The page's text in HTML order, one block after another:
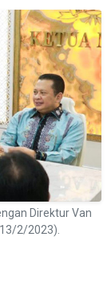
Direktur Van
2/2023).